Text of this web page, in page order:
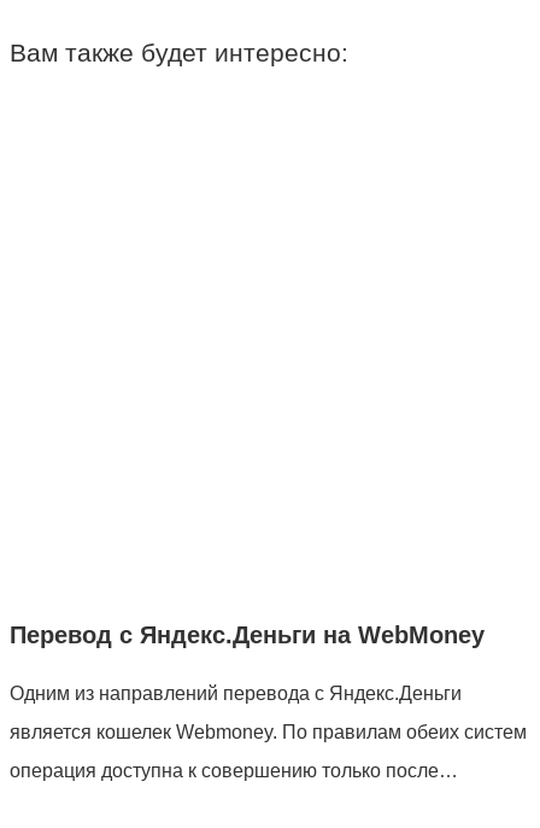
Вам также будет интересно:
Перевод с Яндекс.Деньги на WebMoney
Одним из направлений перевода с Яндекс.Деньги
является кошелек Webmoney. По правилам обеих систем
операция доступна к совершению только после…